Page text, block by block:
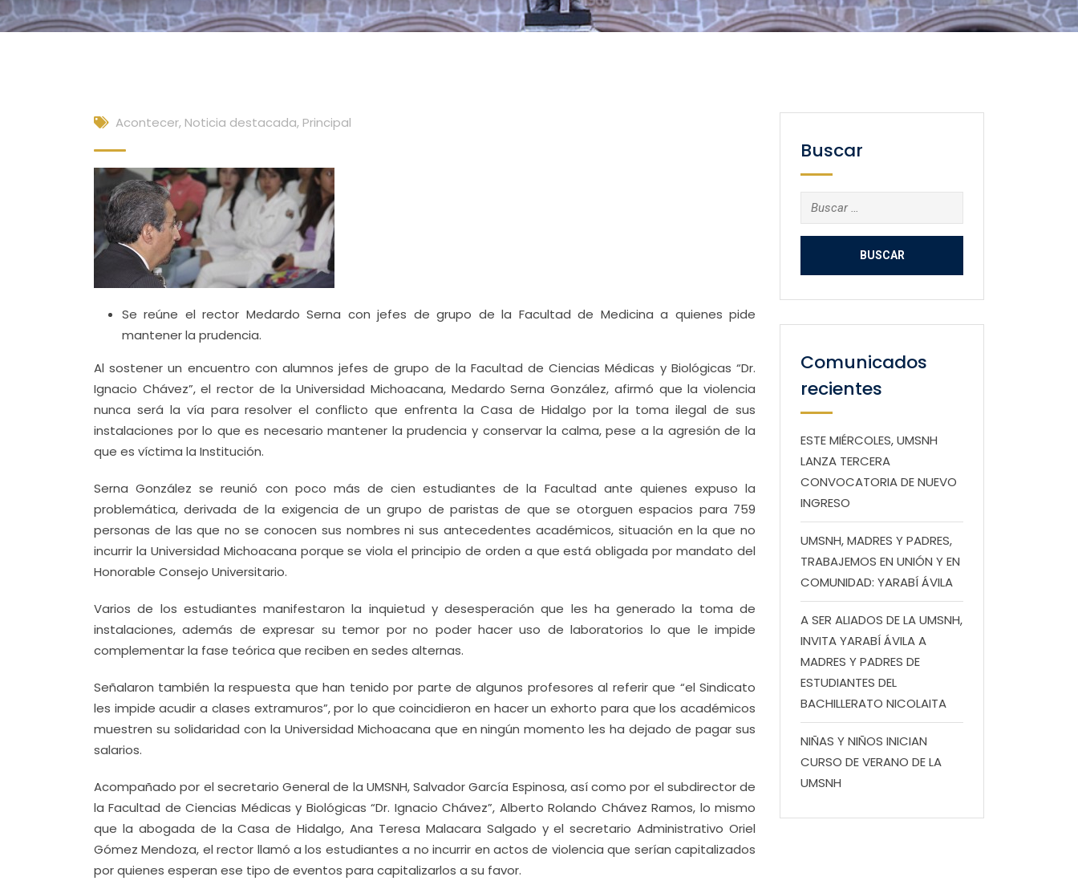
Acontecer, Noticia destacada, Principal
Se reúne el rector Medardo Serna con jefes de grupo de la Facultad de Medicina a quienes pide
mantener la prudencia.
Al sostener un encuentro con alumnos jefes de grupo de la Facultad de Ciencias Médicas y Biológicas “Dr.
Ignacio Chávez”, el rector de la Universidad Michoacana, Medardo Serna González, afirmó que la violencia
nunca será la vía para resolver el conflicto que enfrenta la Casa de Hidalgo por la toma ilegal de sus
instalaciones por lo que es necesario mantener la prudencia y conservar la calma, pese a la agresión de la
que es víctima la Institución.
Serna González se reunió con poco más de cien estudiantes de la Facultad ante quienes expuso la
problemática, derivada de la exigencia de un grupo de paristas de que se otorguen espacios para 759
personas de las que no se conocen sus nombres ni sus antecedentes académicos, situación en la que no
incurrir la Universidad Michoacana porque se viola el principio de orden a que está obligada por mandato del
Honorable Consejo Universitario.
Varios de los estudiantes manifestaron la inquietud y desesperación que les ha generado la toma de
instalaciones, además de expresar su temor por no poder hacer uso de laboratorios lo que le impide
complementar la fase teórica que reciben en sedes alternas.
Señalaron también la respuesta que han tenido por parte de algunos profesores al referir que “el Sindicato
les impide acudir a clases extramuros”, por lo que coincidieron en hacer un exhorto para que los académicos
muestren su solidaridad con la Universidad Michoacana que en ningún momento les ha dejado de pagar sus
salarios.
Acompañado por el secretario General de la UMSNH, Salvador García Espinosa, así como por el subdirector de
la Facultad de Ciencias Médicas y Biológicas “Dr. Ignacio Chávez”, Alberto Rolando Chávez Ramos, lo mismo
que la abogada de la Casa de Hidalgo, Ana Teresa Malacara Salgado y el secretario Administrativo Oriel
Gómez Mendoza, el rector llamó a los estudiantes a no incurrir en actos de violencia que serían capitalizados
por quienes esperan ese tipo de eventos para capitalizarlos a su favor.
Buscar
Buscar:
Comunicados
recientes
ESTE MIÉRCOLES, UMSNH
LANZA TERCERA
CONVOCATORIA DE NUEVO
INGRESO
UMSNH, MADRES Y PADRES,
TRABAJEMOS EN UNIÓN Y EN
COMUNIDAD: YARABÍ ÁVILA
A SER ALIADOS DE LA UMSNH,
INVITA YARABÍ ÁVILA A
MADRES Y PADRES DE
ESTUDIANTES DEL
BACHILLERATO NICOLAITA
NIÑAS Y NIÑOS INICIAN
CURSO DE VERANO DE LA
UMSNH